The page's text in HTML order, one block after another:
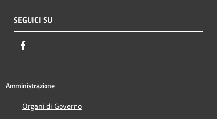
SEGUICI SU
Amministrazione
Organi di Governo